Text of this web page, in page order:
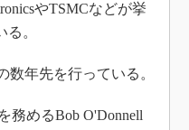
やTSMCなどが挙
。
年先を行っている。
務めるBob O'Donnell